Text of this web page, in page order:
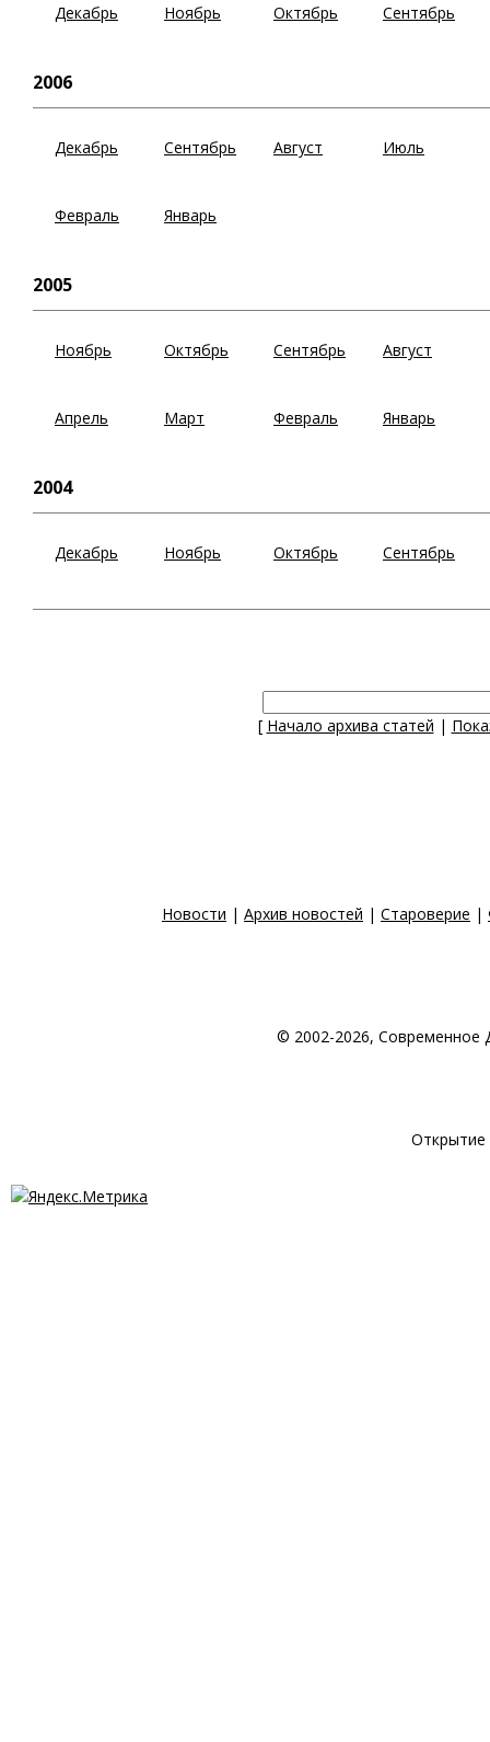
Декабрь Ноябрь Октябрь Сентябрь
2006
Декабрь Сентябрь Август Июль
Февраль Январь
2005
Ноябрь Октябрь Сентябрь Август
Апрель Март Февраль Январь
2004
Декабрь Ноябрь Октябрь Сентябрь
[ Начало архива статей |
Новости | Архив новостей | Староверие |
© 2002-2026, Современное
Открытие